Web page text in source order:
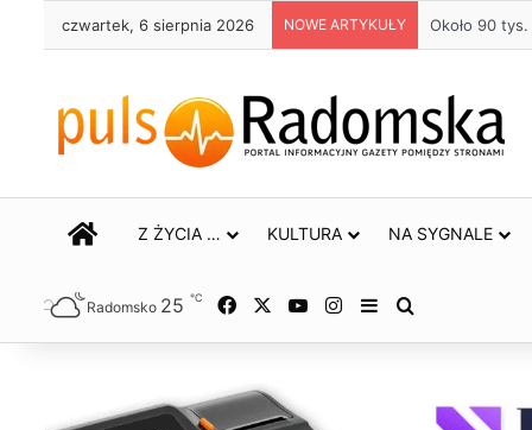
czwartek, 6 sierpnia 2026 NOWE ARTYKUŁY Życie bez
STRONA GŁÓWNA
Z ŻYCIA … KULTURA NA SYGNALE
Radomsko 25 ℃ Facebook YouTubeInstagram
Sidebar